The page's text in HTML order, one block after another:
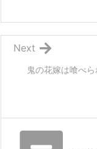
鬼の花嫁は喰べ
Next